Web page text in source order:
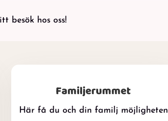
besök hos oss!
Familjerummet
Här få du och din familj möjligheten